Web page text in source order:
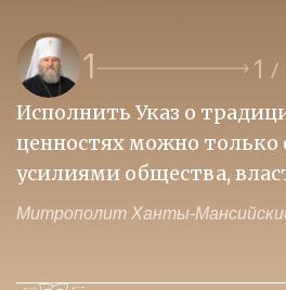
1 1 /
Исполнить Указ о
ценностях можно
усилиями общества,
Митрополит Ханты-